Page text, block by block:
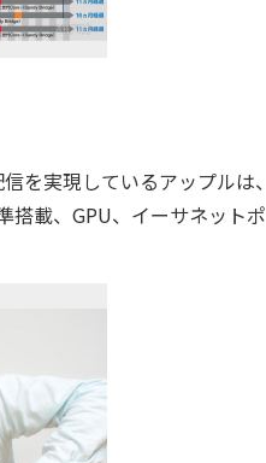
を実現しているアップルは
載、GPU、イーサネット